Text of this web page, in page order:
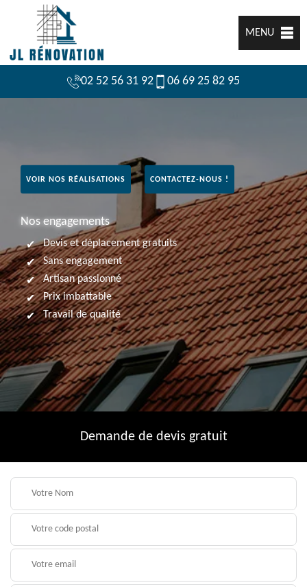
MENU
02 52 56 31 92 06 69 25 82 95
VOIR NOS RÉALISATIONS CONTACTEZ-NOUS !
Nos engagements
Devis et déplacement gratuits
Sans engagement
Artisan passionné
Prix imbattable
Travail de qualité
Demande de devis gratuit